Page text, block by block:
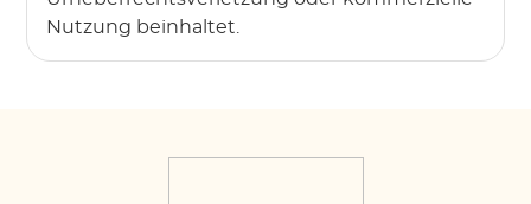
Nutzung beinhaltet.